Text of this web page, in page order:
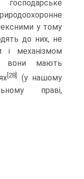
у тому
до них, не
і механізмом
вони мають
[28]
(у нашому
праві,